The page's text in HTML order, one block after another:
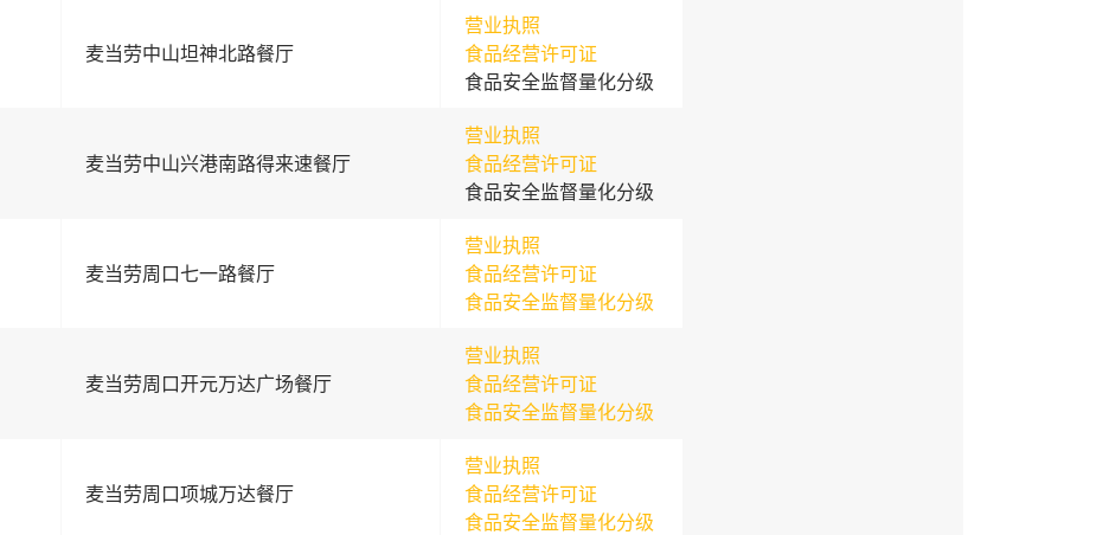
麦当劳中山坦神北路餐厅
营业执照
食品经营许可证
食品安全监督量化分级
麦当劳中山兴港南路得来速餐厅
营业执照
食品经营许可证
食品安全监督量化分级
麦当劳周口七一路餐厅
营业执照
食品经营许可证
食品安全监督量化分级
麦当劳周口开元万达广场餐厅
营业执照
食品经营许可证
食品安全监督量化分级
麦当劳周口项城万达餐厅
营业执照
食品经营许可证
食品安全监督量化分级